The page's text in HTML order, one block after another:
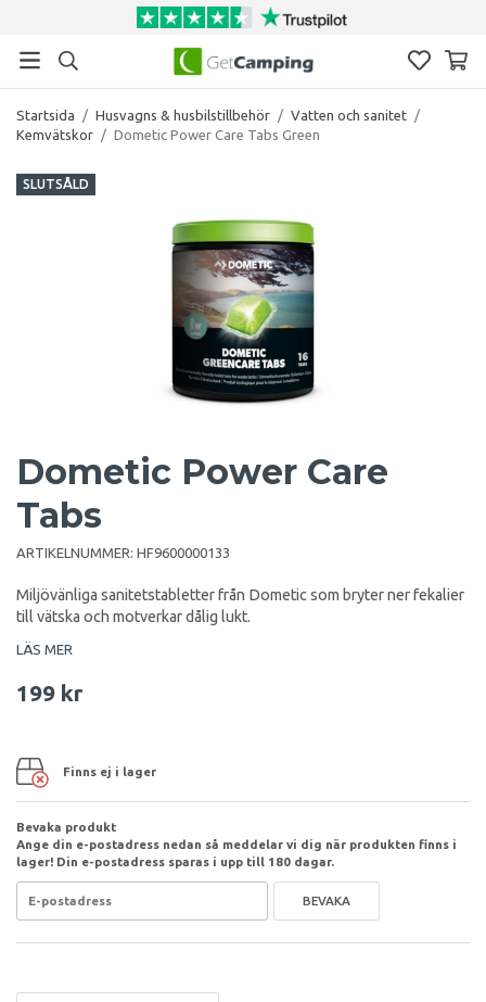
Startsida / Husvagns & husbilstillbehör / Vatten och sanitet /
Kemvätskor / Dometic Power Care Tabs Green
SLUTSÅLD
Dometic Power Care
Tabs
ARTIKELNUMMER: HF9600000133
Miljövänliga sanitetstabletter från Dometic som bryter ner fekalier
till vätska och motverkar dålig lukt.
LÄS MER
199 kr
Finns ej i lager
Bevaka produkt
Ange din e-postadress nedan så meddelar vi dig när produkten finns i
lager! Din e-postadress sparas i upp till 180 dagar.
BEVAKA